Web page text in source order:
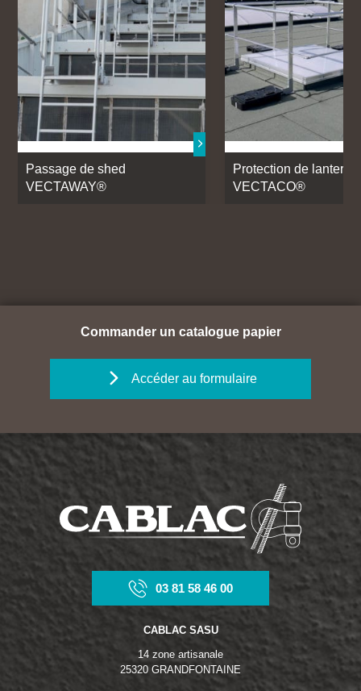
Passage de shed
VECTAWAY®
Protection de
VECTACO®
Commander un catalogue papier
Accéder au formulaire
03 81 58 46 00
CABLAC SASU
14 zone artisanale
25320 GRANDFONTAINE